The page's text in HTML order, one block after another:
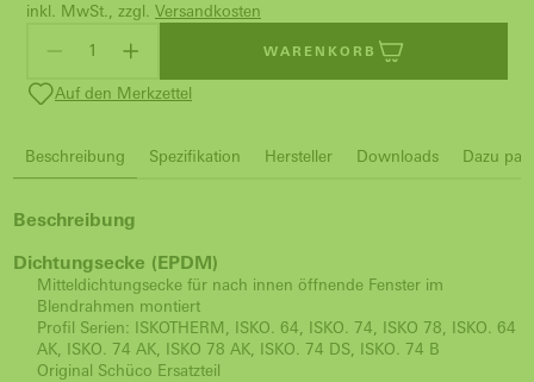
inkl. MwSt., zzgl. Versandkosten
WARENKORB
Auf den Merkzettel
Beschreibung Spezifikation Hersteller Downloads Dazu
Beschreibung
Dichtungsecke (EPDM)
Mitteldichtungsecke für nach innen öffnende Fenster im
Blendrahmen montiert
Profil Serien: ISKOTHERM, ISKO. 64, ISKO. 74, ISKO 78, ISKO. 64
AK, ISKO. 74 AK, ISKO 78 AK, ISKO. 74 DS, ISKO. 74 B
Original Schüco Ersatzteil